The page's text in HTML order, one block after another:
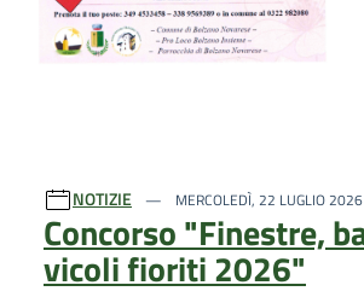
NOTIZIE MERCOLEDÌ, 22 LUGLIO 2026
Concorso "Finestre,
vicoli fioriti 2026"